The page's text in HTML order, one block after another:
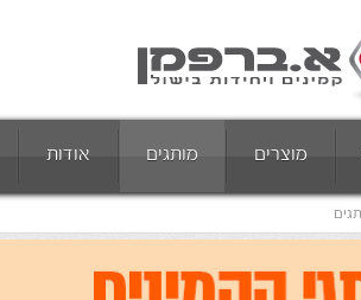
מוצרים מותגים אודות